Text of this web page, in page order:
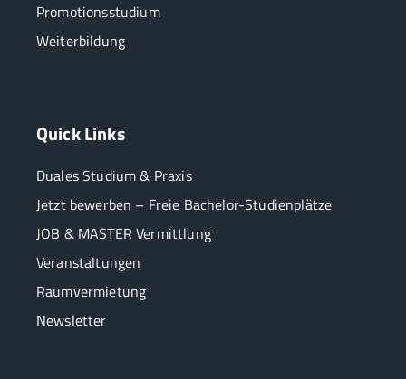
Promotionsstudium
Weiterbildung
Quick Links
Duales Studium & Praxis
Jetzt bewerben – Freie Bachelor-Studienplätze
JOB & MASTER Vermittlung
Veranstaltungen
Raumvermietung
Newsletter